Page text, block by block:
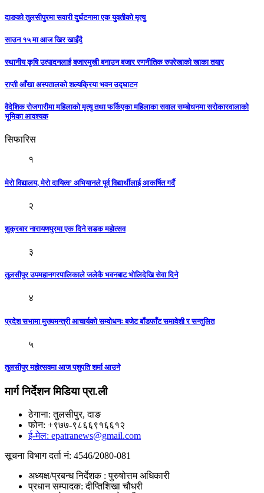
दाङको तुलसीपुरमा सवारी दुर्घटनामा एक युवतीको मृत्यु
साउन १५ मा आज खिर खाइँदै
स्थानीय कृषि उत्पादनलाई बजारमुखी बनाउन बजार रणनीतिक रुपरेखाको खाका तयार
राप्ती आँखा अस्पतालको शल्यक्रिया भवन उद्घाटन
वैदेशिक रोजगारीमा महिलाको मृत्यु तथा फर्किएका महिलाका सवाल सम्बोधनमा सरोकारवालाको
भूमिका आवश्यक
सिफारिस
१
मेरो विद्यालय, मेरो दायित्व’ अभियानले पूर्व विद्यार्थीलाई आकर्षित गर्दै
२
शुक्रबार नारायणपुरमा एक दिने सडक महोत्सव
३
तुलसीपुर उपमहानगरपालिकाले जलेकै भवनबाट भाेलिदेखि सेवा दिने
४
प्रदेश सभामा मुख्यमन्त्री आचार्यको सम्वोधनः बजेट बाँडफाँट समावेशी र सन्तुलित
५
तुलसीपुर महोत्सवमा आज पशुपति शर्मा आउने
मार्ग निर्देशन मिडिया प्रा.ली
ठेगाना: तुलसीपुर, दाङ
फोन: +९७७-९८६६९१६६१२
ई-मेल: epatranews@gmail.com
सूचना विभाग दर्ता नं: 4546/2080-081
अध्यक्ष/प्रबन्ध निर्देशक : पुरुषोत्तम अधिकारी
प्रधान सम्पादक: दीप्तिशिखा चौधरी